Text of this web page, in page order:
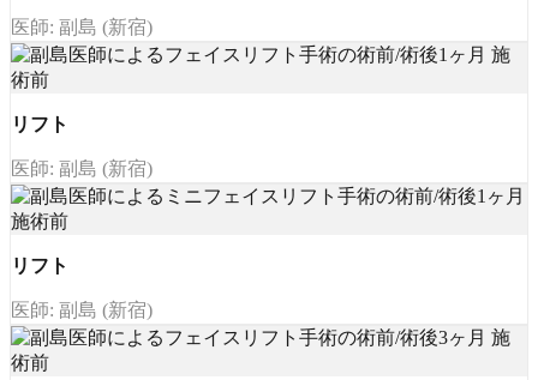
医師: 副島 (新宿)
リフト
医師: 副島 (新宿)
リフト
医師: 副島 (新宿)